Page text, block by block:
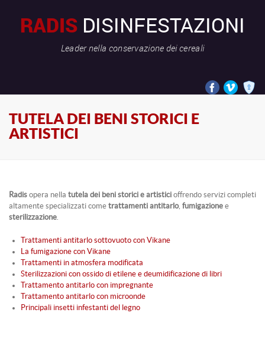
RADIS DISINFESTAZIONI
Leader nella conservazione dei cereali
TUTELA DEI BENI STORICI E
ARTISTICI
Radis opera nella tutela dei beni storici e artistici offrendo servizi completi
altamente specializzati come trattamenti antitarlo, fumigazione e
sterilizzazione.
Trattamenti antitarlo sottovuoto con Vikane
La fumigazione con Vikane
Trattamenti in atmosfera modificata
Sterilizzazioni con ossido di etilene e deumidificazione di libri
Trattamento antitarlo con impregnante
Trattamento antitarlo con microonde
Principali insetti infestanti del legno